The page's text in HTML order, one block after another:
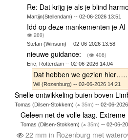
Re: Dat krijg je als je blind
Martijn(Stellendam) -- 02-06-2026 13:51
Idd op deze mankementen je
269)
Stefan (Winsum) -- 02-06-2026 13:58
nieuwe guidance: ( 408)
Eric, Rotterdam -- 02-06-2026 14:04
Dat hebben we gezien
Wil (Rozenburg) -- 02-06-2026 14:21
Snelle ontwikkeling buien boven
Tomas (Dilsen-Stokkem) ( 35m) -- 02-06-
Geleen net de volle laag.
Tomas (Dilsen-Stokkem)( 35m) -- 02-06-
22 mm in Rozenburg met